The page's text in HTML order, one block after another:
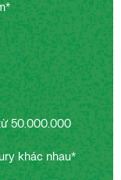
50.000.000
khác nhau*